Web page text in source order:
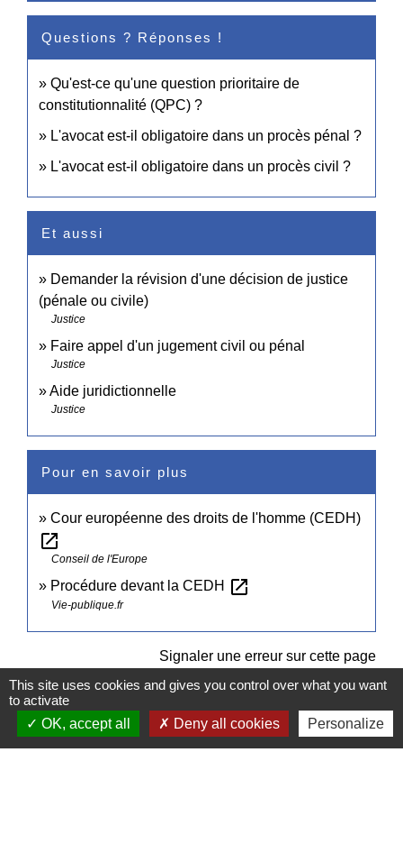
Questions ? Réponses !
Qu'est-ce qu'une question prioritaire de
constitutionnalité (QPC) ?
L'avocat est-il obligatoire dans un procès pénal ?
L'avocat est-il obligatoire dans un procès civil ?
Et aussi
Demander la révision d'une décision de justice
(pénale ou civile)
Justice
Faire appel d'un jugement civil ou pénal
Justice
Aide juridictionnelle
Justice
Pour en savoir plus
Cour européenne des droits de l'homme (CEDH)
open_in_new
Conseil de l'Europe
Procédure devant la CEDH open_in_new
Vie-publique.fr
Signaler une erreur sur cette page
This site uses cookies and gives you control over what you want
to activate
OK, accept all
Deny all cookies Personalize